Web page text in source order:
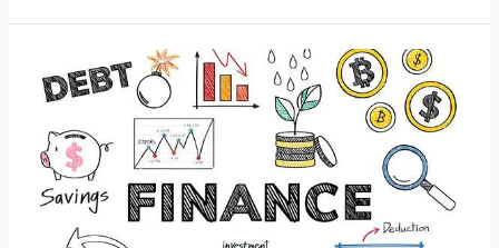
Vigtigheden
bogføring